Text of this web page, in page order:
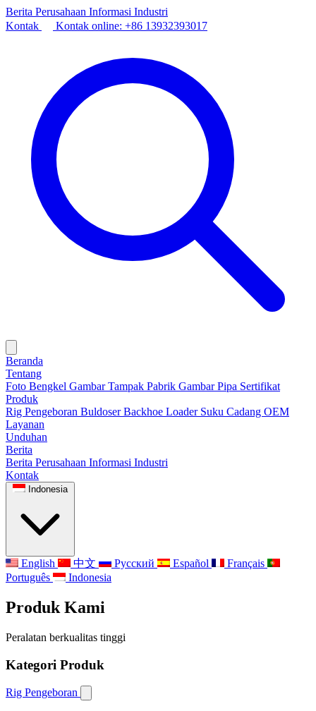
Berita Perusahaan Informasi Industri
Kontak
Kontak online: +86 13932393017
Beranda
Tentang
Foto Bengkel Gambar Tampak Pabrik Gambar Pipa Sertifikat
Produk
Rig Pengeboran BuldoserBackhoe Loader Suku Cadang OEM
Layanan
Unduhan
Berita
Berita Perusahaan Informasi Industri
Kontak
Indonesia
English 中文 Русский Español
Français
Português
Indonesia
Produk Kami
Peralatan berkualitas tinggi
Kategori Produk
Rig Pengeboran